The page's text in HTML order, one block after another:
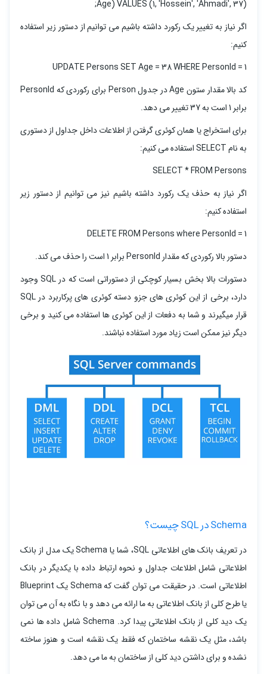
Age) VALUES (1, 'Hossein', 'Ahmadi', 37);
اگر نیاز به تغییر یک رکورد داشته باشیم می توانیم از دستور زیر استفاده
کنیم:
UPDATE Persons SET Age = 38 WHERE PersonId = 1
کد بالا مقدار ستون Age در جدول Person برای رکوردی که PersonId
برابر 1 است به 37 تغییر می دهد.
برای استخراج یا همان کوئری گرفتن از اطلاعات داخل جداول از دستوری
به نام SELECT استفاده می کنیم:
SELECT * FROM Persons
اگر نیاز به حذف یک رکورد داشته باشیم نیز می توانیم از دستور زیر
استفاده کنیم:
DELETE FROM Persons where PersonId = 1
دستور بالا رکوردی که مقدار PersonId برابر 1 است را حذف می کند.
دستورات بالا بخش بسیار کوچکی از دستوراتی است که در SQL وجود
دارد، برخی از این کوئری های جزو دسته کوئری های پرکاربرد در SQL
قرار میگیرند و شما به دفعات از این کوئری ها استفاده می کنید و برخی
دیگر نیز ممکن است زیاد مورد استفاده نباشند.
Schema در SQL چیست؟
در تعریف بانک های اطلاعاتی SQL، شما یا Schema یک مدل از بانک
اطلاعاتی شامل اطلاعات جداول و نحوه ارتباط داده با یکدیگر در بانک
اطلاعاتی است. در حقیقت می توان گفت که Schema یک Blueprint
یا طرح کلی از بانک اطلاعاتی به ما ارائه می دهد و با نگاه به آن می توان
یک دید کلی از بانک اطلاعاتی پیدا کرد. Schema شامل داده ها نمی
باشد، مثل یک نقشه ساختمان که فقط یک نقشه است و هنوز ساخته
نشده و برای داشتن دید کلی از ساختمان به ما می دهد.